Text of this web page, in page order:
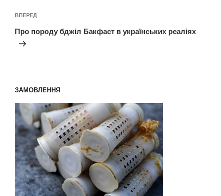
Наступний
запис
ВПЕРЕД
Про породу бджіл Бакфаст в українських реаліях
ЗАМОВЛЕННЯ